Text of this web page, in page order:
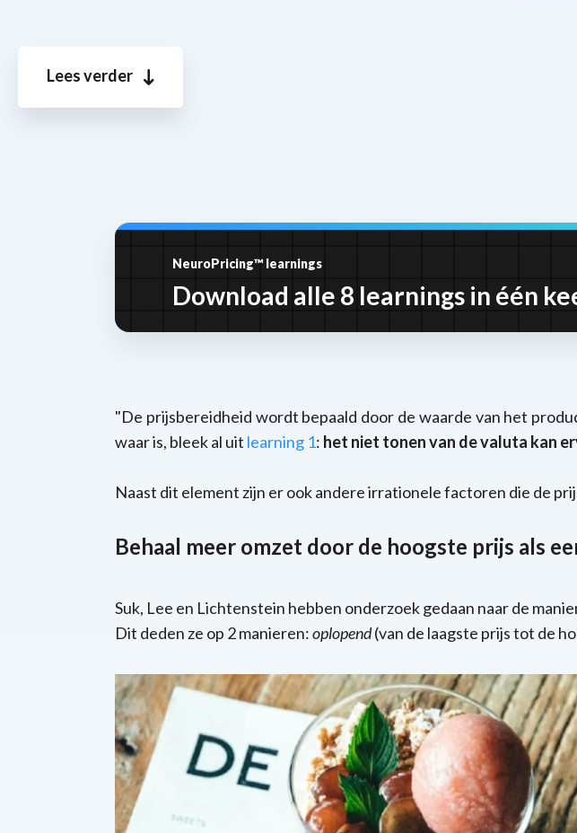
Lees verder
NeuroPricing™ learnings
Download alle 8 learnings in één
"De prijsbereidheid wordt bepaald door de waarde van het
waar is, bleek al uit learning 1: het niet tonen van de valuta kan
Naast dit element zijn er ook andere irrationele factoren die de
Behaal meer omzet door de hoogste prijs als
Suk, Lee en Lichtenstein hebben onderzoek gedaan naar de
Dit deden ze op 2 manieren:oplopend(van de laagste prijs tot de